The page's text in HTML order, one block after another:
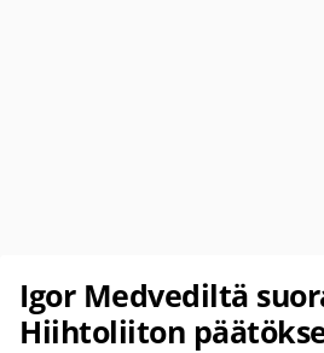
Igor Medvediltä
Hiihtoliiton